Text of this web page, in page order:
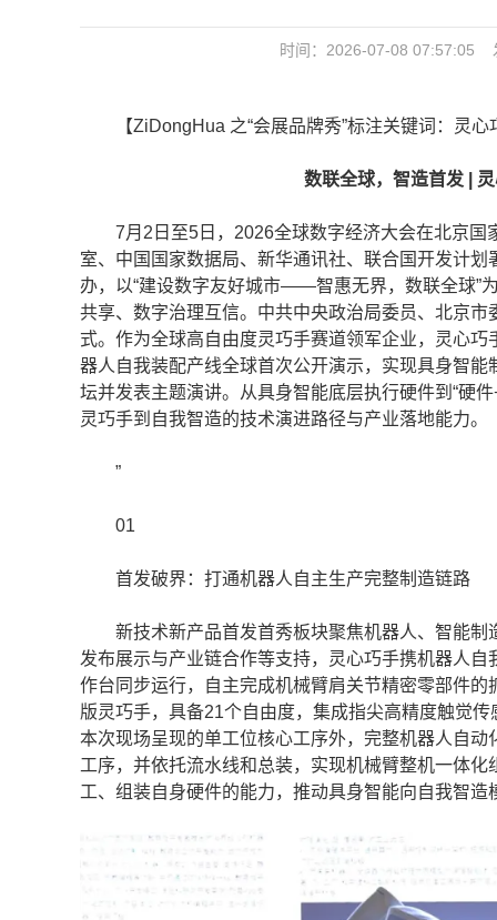
时间：2026-07-08
【ZiDongHua 之“会展品牌秀”标注关键词：灵心
数联全球，智造首发 | 灵
7月2日至5日，2026全球数字经济大会在北京国
室、中国国家数据局、新华通讯社、联合国开发计
办，以“建设数字友好城市——智惠无界，数联全球”
共享、数字治理互信。中共中央政治局委员、北京
式。作为全球高自由度灵巧手赛道领军企业，灵心
器人自我装配产线全球首次公开演示，实现具身智
坛并发表主题演讲。从具身智能底层执行硬件到“硬
灵巧手到自我智造的技术演进路径与产业落地能力。
”
01
首发破界：打通机器人自主生产完整制造链路
新技术新产品首发首秀板块聚焦机器人、智能制
发布展示与产业链合作等支持，灵心巧手携机器人
作台同步运行，自主完成机械臂肩关节精密零部件
版灵巧手，具备21个自由度，集成指尖高精度触觉
本次现场呈现的单工位核心工序外，完整机器人自
工序，并依托流水线和总装，实现机械臂整机一体
工、组装自身硬件的能力，推动具身智能向自我智造